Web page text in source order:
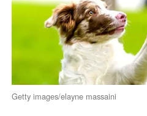
Getty images/elayne massaini